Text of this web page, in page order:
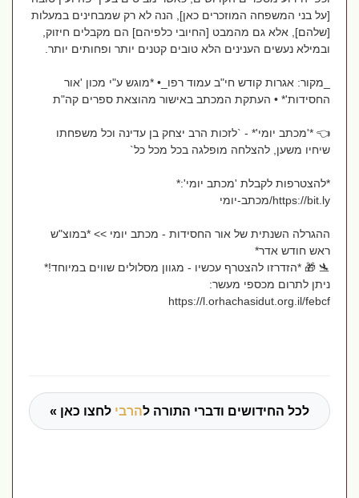
[על בני המשפחה המוזכרים כאן], הנה לא רק שמבחינים במעלות
[שלהם], אלא גם מהמבט [החיובי כלפיהם] הם מקבלים חיזוק,
ובמילא נעשים הענינים הלא טובים קטנים יותר ופחותים יותר.
_מקור: אגרות קודש חי"ב עמוד רפו_• *מוגש ע"י מכון 'אור
החסידות'* • העתקת המכתב באישור מהוצאת ספרים קה"ת
👈 *'מכתב יומי'* - `לזכות הרב יצחק בן עדינה וכל משפחתו
שיחיו משען, להצלחה מופלגה בכל מכל כל`
*להצטרפות לקבלת 'מכתב יומי':*
https://bit.ly/מכתב-יומי
ההגרלה השנתית של אור החסידות - מכתב יומי >> *במוצ"ש
ראש חודש אדר*
🛬 🎁 *הזדרזו להצטרף עכשיו - מגוון מסלולים שווים במיוחד!*
ניתן לתרום מכספי מעשר:
https://l.orhachasidut.org.il/febcf
לכל החידושים ודברי התורה להרבילחצו כאן »